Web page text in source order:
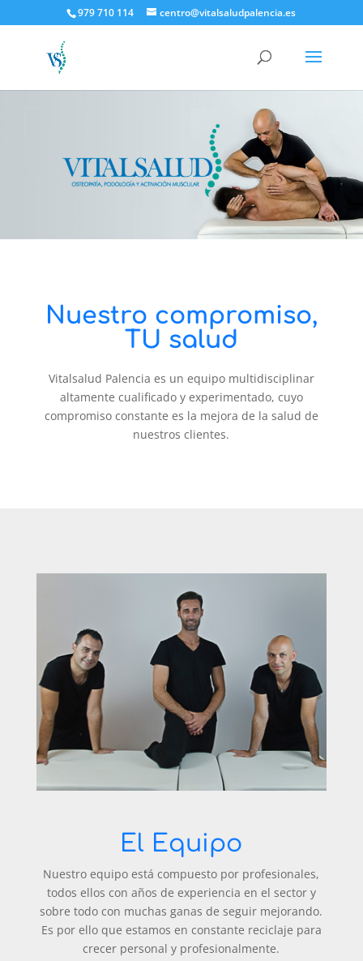
979 710 114 centro@vitalsaludpalencia.es
Nuestro compromiso,
TU salud
Vitalsalud Palencia es un equipo multidisciplinar
altamente cualificado y experimentado, cuyo
compromiso constante es la mejora de la salud de
nuestros clientes.
El Equipo
Nuestro equipo está compuesto por profesionales,
todos ellos con años de experiencia en el sector y
sobre todo con muchas ganas de seguir mejorando.
Es por ello que estamos en constante reciclaje para
crecer personal y profesionalmente.